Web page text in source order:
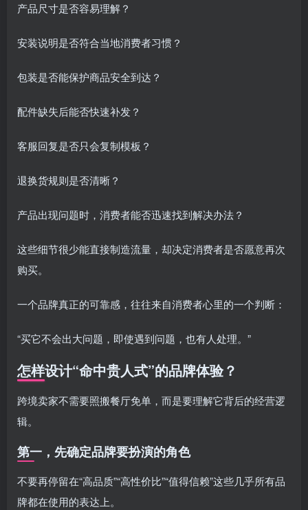
产品尺寸是否容易理解？
安装说明是否符合当地消费者习惯？
包装是否能保护商品安全到达？
配件缺失后能否快速补发？
客服回复是否只会复制模板？
退换货规则是否清晰？
产品出现问题时，消费者能否迅速找到解决办法？
这些细节很少能直接制造流量，却决定消费者是否愿意再次
购买。
一个品牌真正的可靠感，往往来自消费者心里的一个判断：
“买它不会出大问题，即使遇到问题，也有人处理。”
怎样设计“命中贵人式”的品牌体验？
跨境卖家不需要照搬餐厅免单，而是要理解它背后的经营逻
辑。
第一，先确定品牌要扮演的角色
不要再停留在“高品质”“高性价比”“值得信赖”这些几乎所有品
牌都在使用的表达上。